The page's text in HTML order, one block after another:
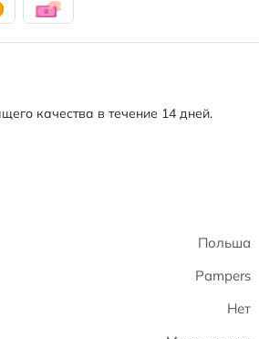
качества в течение 14 дней.
Польша
Pampers
Нет